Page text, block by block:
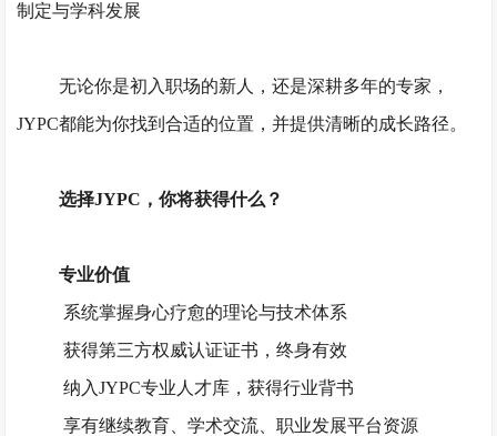
制定与学科发展
无论你是初入职场的新人，还是深耕多年的专家，
JYPC都能为你找到合适的位置，并提供清晰的成长路径。
选择JYPC，你将获得什么？
专业价值
系统掌握身心疗愈的理论与技术体系
获得第三方权威认证证书，终身有效
纳入JYPC专业人才库，获得行业背书
享有继续教育、学术交流、职业发展平台资源